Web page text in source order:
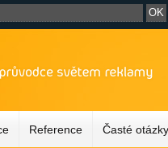
Reference Časté otázky